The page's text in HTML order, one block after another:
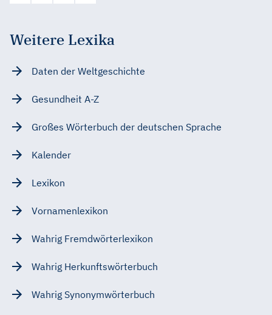
Weitere Lexika
Daten der Weltgeschichte
Gesundheit A-Z
Großes Wörterbuch der deutschen Sprache
Kalender
Lexikon
Vornamenlexikon
Wahrig Fremdwörterlexikon
Wahrig Herkunftswörterbuch
Wahrig Synonymwörterbuch